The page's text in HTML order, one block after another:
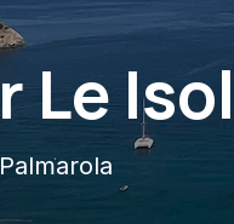
Le
Palmarola